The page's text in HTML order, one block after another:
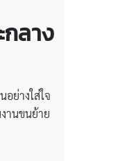
ลาง
ย่างใส่ใจ
านขนย้าย